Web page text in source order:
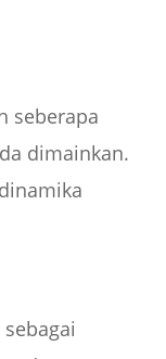
seberapa
dimainkan.